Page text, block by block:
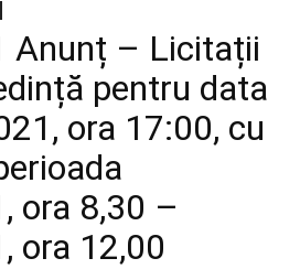
Anunț – Licitații
pentru data
ora 17:00, cu
ora 8,30 –
ora 12,00